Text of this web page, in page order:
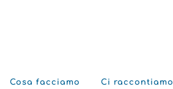
Cosa facciamo Ci raccontiamo